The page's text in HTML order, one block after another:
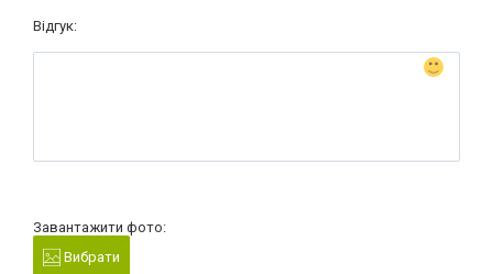
Відгук:
Завантажити фото:
Вибрати